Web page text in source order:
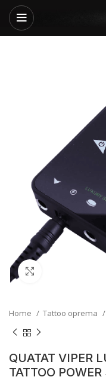
Home Tattoo oprema
QUATAT VIPER
TATTOO